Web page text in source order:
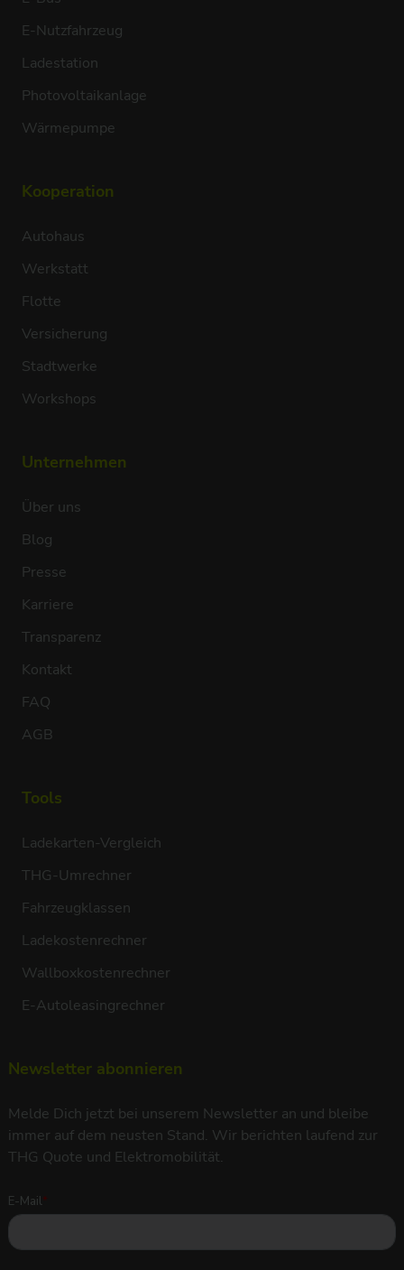
E-Nutzfahrzeug
Ladestation
Photovoltaikanlage
Wärmepumpe
Kooperation
Autohaus
Werkstatt
Flotte
Versicherung
Stadtwerke
Workshops
Unternehmen
Über uns
Blog
Presse
Karriere
Transparenz
Kontakt
FAQ
AGB
Tools
Ladekarten-Vergleich
THG-Umrechner
Fahrzeugklassen
Ladekostenrechner
Wallboxkostenrechner
E-Autoleasingrechner
Newsletter abonnieren
Melde Dich jetzt bei unserem Newsletter an und bleibe
immer auf dem neusten Stand. Wir berichten laufend zur
THG Quote und Elektromobilität.